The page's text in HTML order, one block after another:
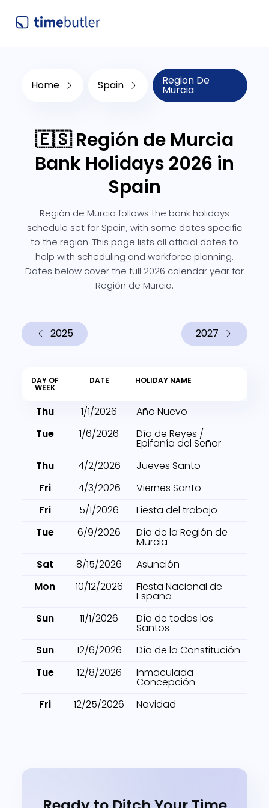
Home Spain Region De
Murcia
🇪🇸 Región de Murcia
Bank Holidays 2026 in
Spain
Región de Murcia follows the bank holidays
schedule set for Spain, with some dates specific
to the region. This page lists all official dates to
help with scheduling and workforce planning.
Dates below cover the full 2026 calendar year for
Región de Murcia.
2025 2027
DAY OF
WEEK
DATE HOLIDAY NAME
Thu 1/1/2026
Año Nuevo
Tue
1/6/2026 Día de Reyes /
Epifanía del Señor
Thu
4/2/2026
Jueves Santo
Fri
4/3/2026
Viernes Santo
Fri
5/1/2026
Fiesta del trabajo
Tue
6/9/2026 Día de la Región de
Murcia
Sat
8/15/2026
Asunción
Mon
10/12/2026 Fiesta Nacional de
España
Sun
11/1/2026 Día de todos los
Santos
Sun
12/6/2026
Día de la Constitución
Tue
12/8/2026 Inmaculada
Concepción
Fri
12/25/2026 Navidad